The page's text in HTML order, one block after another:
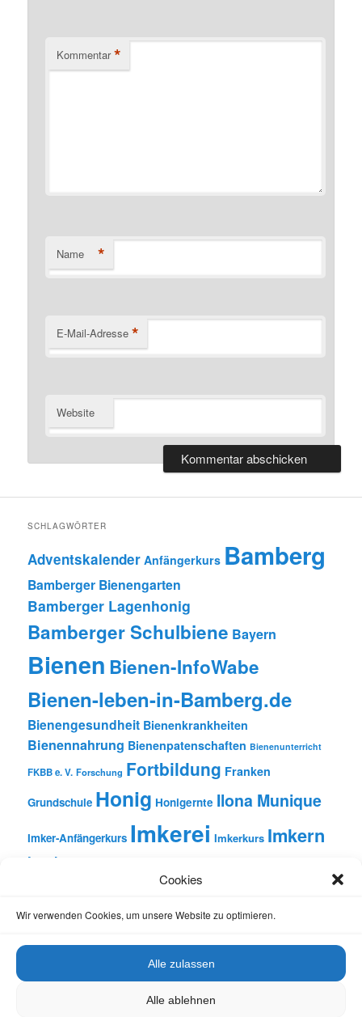
Cookies
Wir verwenden Cookies, um unsere Website zu optimieren.
Alle zulassen
Alle ablehnen
Kommentar *
Name *
E-Mail-Adresse *
Website
SCHLAGWÖRTER
Adventskalender Anfängerkurs Bamberg
Bamberger Bienengarten
Bamberger Lagenhonig
Bamberger Schulbiene Bayern
Bienen Bienen-InfoWabe
Bienen-leben-in-Bamberg.de
Bienengesundheit Bienenkrankheiten
Bienennahrung Bienenpatenschaften Bienenunterricht
FKBB e. V. Forschung Fortbildung Franken
Grundschule Honig Honigernte Ilona Munique
Imker-Anfängerkurs Imkerei Imkerkurs Imkern
Insekten
Natur Oberfranken
Schulunterricht Unterricht
Vortrag Wachs